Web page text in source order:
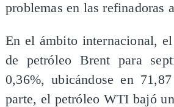
problemas en las refinadoras
En el ámbito internacional,
de petróleo Brent para
0,36%, ubicándose en
parte, el petróleo WTI bajó